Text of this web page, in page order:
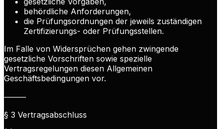
behördliche Anforderungen,
die Prüfungsordnungen der jeweils zuständigen
Zertifizierungs- oder Prüfungsstellen.
Im Falle von Widersprüchen gehen zwingende
gesetzliche Vorschriften sowie spezielle
Vertragsregelungen diesen Allgemeinen
Geschäftsbedingungen vor.
⸻
§ 3 Vertragsabschluss